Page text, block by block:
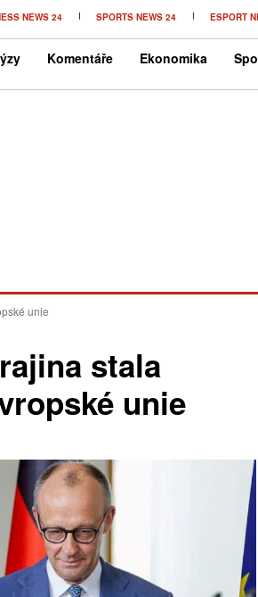
NEWS 24 SPORTS NEWS 24 ESPORT
Komentáře Ekonomika
unie
stala
unie